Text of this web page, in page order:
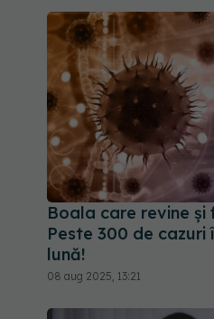
Boala care revine și
Peste 300 de cazuri
lună!
08 aug 2025, 13:21